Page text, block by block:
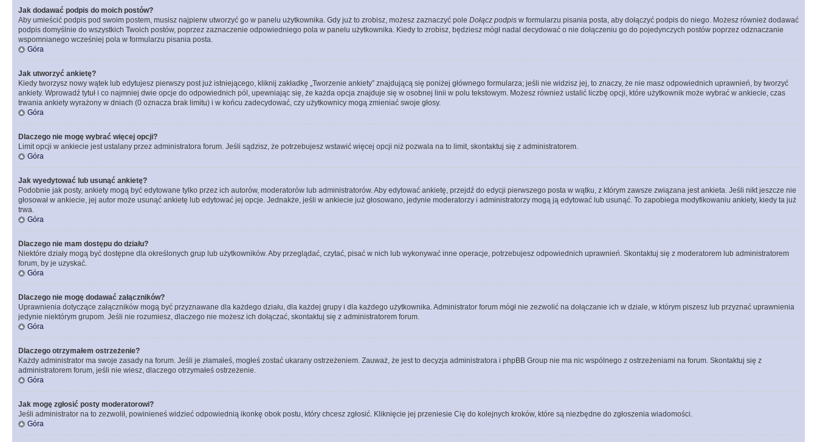
Jak dodawać podpis do moich postów?
Aby umieścić podpis pod swoim postem, musisz najpierw utworzyć go w panelu użytkownika. Gdy już to zrobisz, możesz zaznaczyć pole Dołącz podpis w formularzu pisania posta, aby dołączyć podpis do niego. Możesz również dodawać
podpis domyślnie do wszystkich Twoich postów, poprzez zaznaczenie odpowiedniego pola w panelu użytkownika. Kiedy to zrobisz, będziesz mógł nadal decydować o nie dołączeniu go do pojedynczych postów poprzez odznaczanie
wspomnianego wcześniej pola w formularzu pisania posta.
Góra
Jak utworzyć ankietę?
Kiedy tworzysz nowy wątek lub edytujesz pierwszy post już istniejącego, kliknij zakładkę „Tworzenie ankiety” znajdującą się poniżej głównego formularza; jeśli nie widzisz jej, to znaczy, że nie masz odpowiednich uprawnień, by tworzyć
ankiety. Wprowadź tytuł i co najmniej dwie opcje do odpowiednich pól, upewniając się, że każda opcja znajduje się w osobnej linii w polu tekstowym. Możesz również ustalić liczbę opcji, które użytkownik może wybrać w ankiecie, czas
trwania ankiety wyrażony w dniach (0 oznacza brak limitu) i w końcu zadecydować, czy użytkownicy mogą zmieniać swoje głosy.
Góra
Dlaczego nie mogę wybrać więcej opcji?
Limit opcji w ankiecie jest ustalany przez administratora forum. Jeśli sądzisz, że potrzebujesz wstawić więcej opcji niż pozwala na to limit, skontaktuj się z administratorem.
Góra
Jak wyedytować lub usunąć ankietę?
Podobnie jak posty, ankiety mogą być edytowane tylko przez ich autorów, moderatorów lub administratorów. Aby edytować ankietę, przejdź do edycji pierwszego posta w wątku, z którym zawsze związana jest ankieta. Jeśli nikt jeszcze nie
głosował w ankiecie, jej autor może usunąć ankietę lub edytować jej opcje. Jednakże, jeśli w ankiecie już głosowano, jedynie moderatorzy i administratorzy mogą ją edytować lub usunąć. To zapobiega modyfikowaniu ankiety, kiedy ta już
trwa.
Góra
Dlaczego nie mam dostępu do działu?
Niektóre działy mogą być dostępne dla określonych grup lub użytkowników. Aby przeglądać, czytać, pisać w nich lub wykonywać inne operacje, potrzebujesz odpowiednich uprawnień. Skontaktuj się z moderatorem lub administratorem
forum, by je uzyskać.
Góra
Dlaczego nie mogę dodawać załączników?
Uprawnienia dotyczące załączników mogą być przyznawane dla każdego działu, dla każdej grupy i dla każdego użytkownika. Administrator forum mógł nie zezwolić na dołączanie ich w dziale, w którym piszesz lub przyznać uprawnienia
jedynie niektórym grupom. Jeśli nie rozumiesz, dlaczego nie możesz ich dołączać, skontaktuj się z administratorem forum.
Góra
Dlaczego otrzymałem ostrzeżenie?
Każdy administrator ma swoje zasady na forum. Jeśli je złamałeś, mogłeś zostać ukarany ostrzeżeniem. Zauważ, że jest to decyzja administratora i phpBB Group nie ma nic wspólnego z ostrzeżeniami na forum. Skontaktuj się z
administratorem forum, jeśli nie wiesz, dlaczego otrzymałeś ostrzeżenie.
Góra
Jak mogę zgłosić posty moderatorowi?
Jeśli administrator na to zezwolił, powinieneś widzieć odpowiednią ikonkę obok postu, który chcesz zgłosić. Kliknięcie jej przeniesie Cię do kolejnych kroków, które są niezbędne do zgłoszenia wiadomości.
Góra